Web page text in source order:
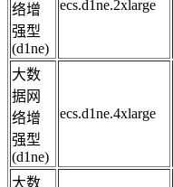
络增
强型
(d1ne)
ecs.d1ne.2xlarge
大数
据网
络增
强型
(d1ne)
ecs.d1ne.4xlarge
大数